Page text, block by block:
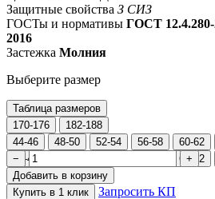
Защитные свойства З СИЗ
ГОСТы и нормативы ГОСТ
2016
Застежка Молния
Выберите размер
Таблица размеров
170-176
182-188
44-46
48-50 52-54 56-58 60-62
44-46
60-62
−
+
Добавить в корзину
Купить в 1 клик
Запросить КП